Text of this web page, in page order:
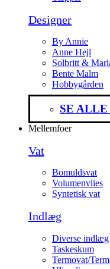
Designer
By Annie
Anne Hejl
Solbritt &
Bente Malm
Hobbygården
SE
Mellemfoer
Vat
Bomuldsvat
Volumenvlies
Syntetisk vat
Indlæg
Diverse indlæg
Taskeskum
Termovat/